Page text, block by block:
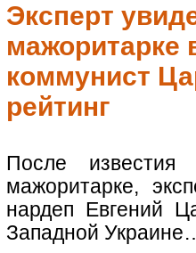
Эксперт
мажоритарке
коммунист
рейтинг
После
мажоритарке,
нардеп Евгений
Западной